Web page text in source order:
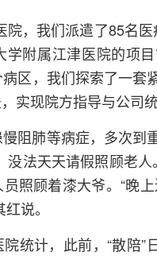
院，我们派遣了85名
附属江津医院的项
区，我们探索了一
实现院方指导与公司
阻肺等病症，多次
没法天天请假照顾老
照顾着漆大爷。“晚
说。
统计，此前，“散陪